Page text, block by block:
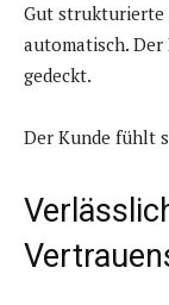
Gut strukturierte
automatisch.
gedeckt.
Der Kunde fühlt